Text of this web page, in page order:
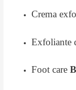
Crema
Exfoliante
Foot care